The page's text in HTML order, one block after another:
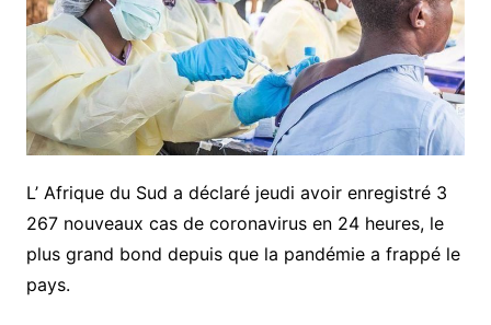
L’ Afrique du Sud a déclaré jeudi avoir enregistré 3
267 nouveaux cas de coronavirus en 24 heures, le
plus grand bond depuis que la pandémie a frappé le
pays.